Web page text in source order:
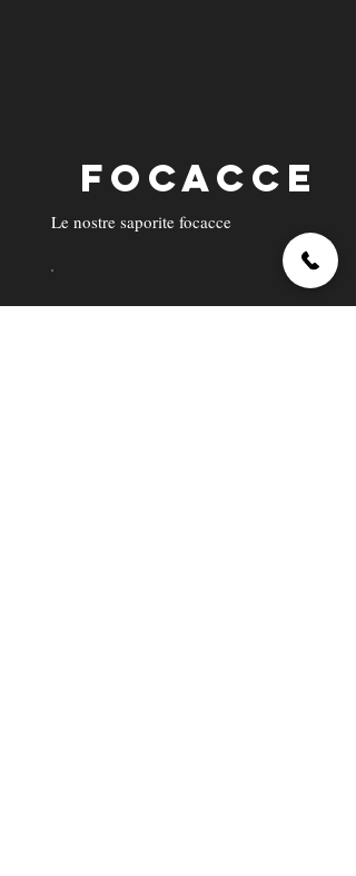
FOCACCE
Le nostre saporite focacce